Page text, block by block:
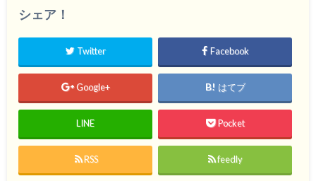
シェア！
Twitter Facebook
Google+ はてブ
LINE Pocket
RSS feedly